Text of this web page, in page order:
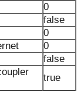
0
false
0
0
false
true